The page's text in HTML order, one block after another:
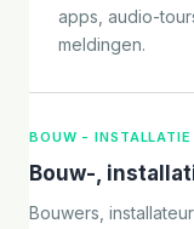
apps, audio-
meldingen.
BOUW - INSTALLATIE
Bouw-,
Bouwers,